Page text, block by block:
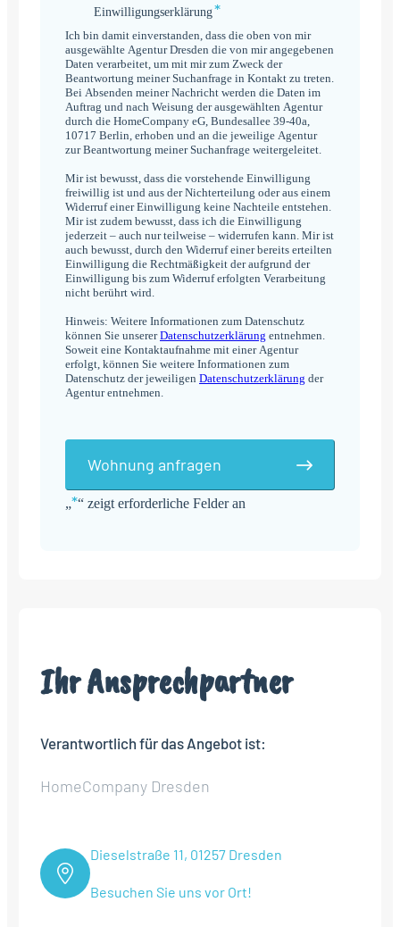
„*“ zeigt erforderliche Felder an
Einwilligungserklärung
Einwilligungserklärung*
Ich bin damit einverstanden, dass die oben von mir
ausgewählte Agentur Dresden die von mir angegebenen
Daten verarbeitet, um mit mir zum Zweck der
Beantwortung meiner Suchanfrage in Kontakt zu treten.
Bei Absenden meiner Nachricht werden die Daten im
Auftrag und nach Weisung der ausgewählten Agentur
durch die HomeCompany eG, Bundesallee 39-40a,
10717 Berlin, erhoben und an die jeweilige Agentur
zur Beantwortung meiner Suchanfrage weitergeleitet.
Mir ist bewusst, dass die vorstehende Einwilligung
freiwillig ist und aus der Nichterteilung oder aus einem
Widerruf einer Einwilligung keine Nachteile entstehen.
Mir ist zudem bewusst, dass ich die Einwilligung
jederzeit – auch nur teilweise – widerrufen kann. Mir ist
auch bewusst, durch den Widerruf einer bereits erteilten
Einwilligung die Rechtmäßigkeit der aufgrund der
Einwilligung bis zum Widerruf erfolgten Verarbeitung
nicht berührt wird.
Hinweis: Weitere Informationen zum Datenschutz
können Sie unsererDatenschutzerklärung entnehmen.
Soweit eine Kontaktaufnahme mit einer Agentur
erfolgt, können Sie weitere Informationen zum
Datenschutz der jeweiligen Datenschutzerklärung der
Agentur entnehmen.
Wohnung anfragen
Ihr Ansprechpartner
Verantwortlich für das Angebot ist:
HomeCompany Dresden
Dieselstraße 11, 01257 Dresden
Besuchen Sie uns vor Ort!